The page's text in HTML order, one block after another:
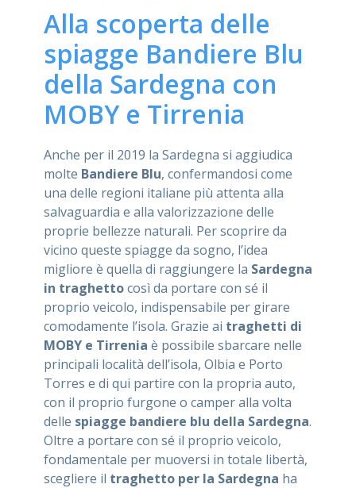
Alla scoperta delle
spiagge Bandiere Blu
della Sardegna con
MOBY e Tirrenia
Anche per il 2019 la Sardegna si aggiudica
molte Bandiere Blu, confermandosi come
una delle regioni italiane più attenta alla
salvaguardia e alla valorizzazione delle
proprie bellezze naturali. Per scoprire da
vicino queste spiagge da sogno, l’idea
migliore è quella di raggiungere la Sardegna
in traghettocosì da portare con sé il
proprio veicolo, indispensabile per girare
comodamente l’isola. Grazie ai traghetti di
MOBY e Tirrenia è possibile sbarcare nelle
principali località dell’isola, Olbia e Porto
Torres e di qui partire con la propria auto,
con il proprio furgone o camper alla volta
delle spiagge bandiere blu della Sardegna.
Oltre a portare con sé il proprio veicolo,
fondamentale per muoversi in totale libertà,
scegliere il traghetto per la Sardegna ha